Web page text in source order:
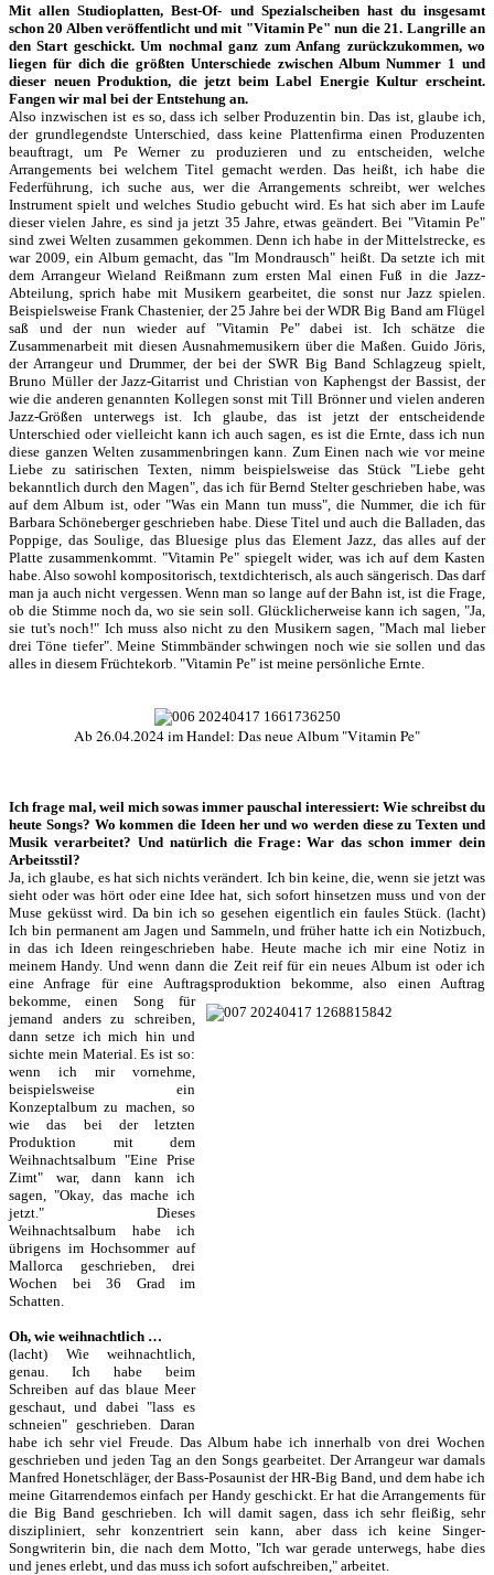
Mit allen Studioplatten, Best-Of- und Spezialscheiben hast du insgesamt
schon 20 Alben veröffentlicht und mit "Vitamin Pe" nun die 21. Langrille an
den Start geschickt. Um nochmal ganz zum Anfang zurückzukommen, wo
liegen für dich die größten Unterschiede zwischen Album Nummer 1 und
dieser neuen Produktion, die jetzt beim Label Energie Kultur erscheint.
Fangen wir mal bei der Entstehung an.
Also inzwischen ist es so, dass ich selber Produzentin bin. Das ist, glaube ich,
der grundlegendste Unterschied, dass keine Plattenfirma einen Produzenten
beauftragt, um Pe Werner zu produzieren und zu entscheiden, welche
Arrangements bei welchem Titel gemacht werden. Das heißt, ich habe die
Federführung, ich suche aus, wer die Arrangements schreibt, wer welches
Instrument spielt und welches Studio gebucht wird. Es hat sich aber im Laufe
dieser vielen Jahre, es sind ja jetzt 35 Jahre, etwas geändert. Bei "Vitamin Pe"
sind zwei Welten zusammen gekommen. Denn ich habe in der Mittelstrecke, es
war 2009, ein Album gemacht, das "Im Mondrausch" heißt. Da setzte ich mit
dem Arrangeur Wieland Reißmann zum ersten Mal einen Fuß in die Jazz-
Abteilung, sprich habe mit Musikern gearbeitet, die sonst nur Jazz spielen.
Beispielsweise Frank Chastenier, der 25 Jahre bei der WDR Big Band am Flügel
saß und der nun wieder auf "Vitamin Pe" dabei ist. Ich schätze die
Zusammenarbeit mit diesen Ausnahmemusikern über die Maßen. Guido Jöris,
der Arrangeur und Drummer, der bei der SWR Big Band Schlagzeug spielt,
Bruno Müller der Jazz-Gitarrist und Christian von Kaphengst der Bassist, der
wie die anderen genannten Kollegen sonst mit Till Brönner und vielen anderen
Jazz-Größen unterwegs ist. Ich glaube, das ist jetzt der entscheidende
Unterschied oder vielleicht kann ich auch sagen, es ist die Ernte, dass ich nun
diese ganzen Welten zusammenbringen kann. Zum Einen nach wie vor meine
Liebe zu satirischen Texten, nimm beispielsweise das Stück "Liebe geht
bekanntlich durch den Magen", das ich für Bernd Stelter geschrieben habe, was
auf dem Album ist, oder "Was ein Mann tun muss", die Nummer, die ich für
Barbara Schöneberger geschrieben habe. Diese Titel und auch die Balladen, das
Poppige, das Soulige, das Bluesige plus das Element Jazz, das alles auf der
Platte zusammenkommt. "Vitamin Pe" spiegelt wider, was ich auf dem Kasten
habe. Also sowohl kompositorisch, textdichterisch, als auch sängerisch. Das darf
man ja auch nicht vergessen. Wenn man so lange auf der Bahn ist, ist die Frage,
ob die Stimme noch da, wo sie sein soll. Glücklicherweise kann ich sagen, "Ja,
sie tut's noch!" Ich muss also nicht zu den Musikern sagen, "Mach mal lieber
drei Töne tiefer". Meine Stimmbänder schwingen noch wie sie sollen und das
alles in diesem Früchtekorb. "Vitamin Pe" ist meine persönliche Ernte.
Ab 26.04.2024 im Handel: Das neue Album "Vitamin Pe"
Ich frage mal, weil mich sowas immer pauschal interessiert: Wie schreibst du
heute Songs? Wo kommen die Ideen her und wo werden diese zu Texten und
Musik verarbeitet? Und natürlich die Frage: War das schon immer dein
Arbeitsstil?
Ja, ich glaube, es hat sich nichts verändert. Ich bin keine, die, wenn sie jetzt was
sieht oder was hört oder eine Idee hat, sich sofort hinsetzen muss und von der
Muse geküsst wird. Da bin ich so gesehen eigentlich ein faules Stück. (lacht)
Ich bin permanent am Jagen und Sammeln, und früher hatte ich ein Notizbuch,
in das ich Ideen reingeschrieben habe. Heute mache ich mir eine Notiz in
meinem Handy. Und wenn dann die Zeit reif für ein neues Album ist oder ich
eine Anfrage für eine Auftragsproduktion bekomme, also einen Auftrag
bekomme,
einen Song für
jemand anders zu schreiben,
dann setze ich mich hin und
sichte mein Material. Es ist so:
wenn ich mir vornehme,
beispielsweise ein
Konzeptalbum zu machen, so
wie das bei der letzten
Produktion mit dem
Weihnachtsalbum "Eine Prise
Zimt" war, dann kann ich
sagen, "Okay, das mache ich
jetzt." Dieses
Weihnachtsalbum habe ich
übrigens im Hochsommer auf
Mallorca geschrieben, drei
Wochen bei 36 Grad im
Schatten.
Oh, wie weihnachtlich …
(lacht) Wie weihnachtlich,
genau. Ich habe beim
Schreiben auf das blaue Meer
geschaut, und dabei "lass es
schneien" geschrieben. Daran
habe ich sehr viel Freude. Das Album habe ich innerhalb von drei Wochen
geschrieben und jeden Tag an den Songs gearbeitet. Der Arrangeur war damals
Manfred Honetschläger, der Bass-Posaunist der HR-Big Band, und dem habe ich
meine Gitarrendemos einfach per Handy geschickt. Er hat die Arrangements für
die Big Band geschrieben. Ich will damit sagen, dass ich sehr fleißig, sehr
diszipliniert, sehr konzentriert sein kann, aber dass ich keine Singer-
Songwriterin bin, die nach dem Motto, "Ich war gerade unterwegs, habe dies
und jenes erlebt, und das muss ich sofort aufschreiben," arbeitet.